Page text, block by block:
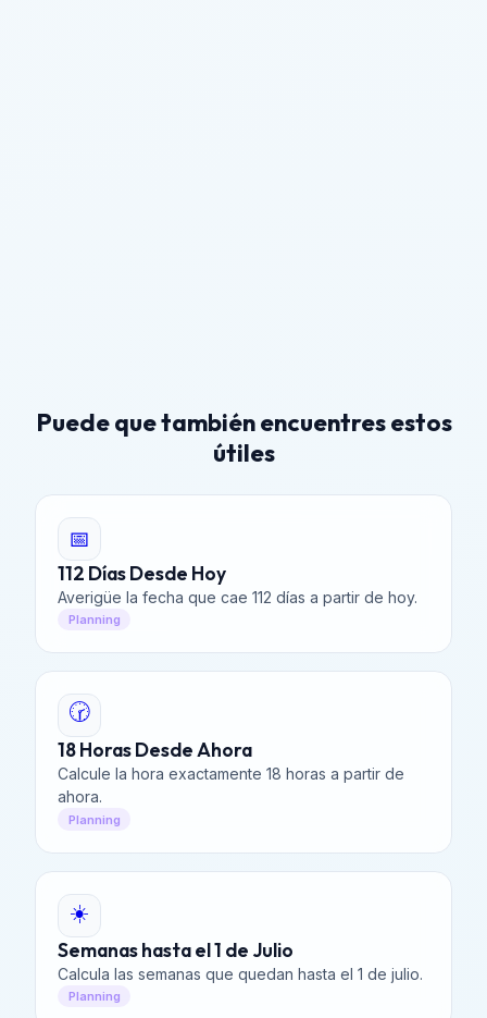
Puede que también encuentres estos
útiles
📅
112 Días Desde Hoy
Averigüe la fecha que cae 112 días a partir de hoy.
Planning
🕝
18 Horas Desde Ahora
Calcule la hora exactamente 18 horas a partir de
ahora.
Planning
☀️
Semanas hasta el 1 de Julio
Calcula las semanas que quedan hasta el 1 de julio.
Planning